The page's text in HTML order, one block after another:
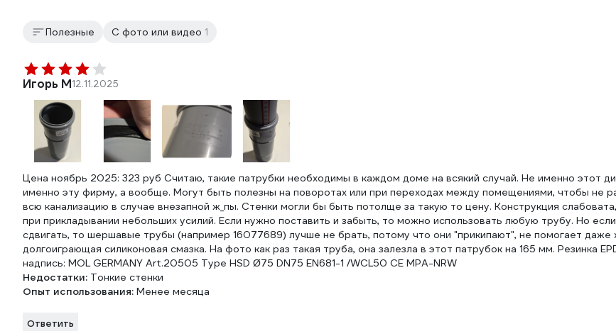
Полезные С фото или видео 1
Игорь М12.11.2025
Цена ноябрь 2025: 323 руб Считаю, такие патрубки необходимы в каждом доме на всякий случай. Не именно этот
именно эту фирму, а вообще. Могут быть полезны на поворотах или при переходах между помещениями, чтобы не
всю канализацию в случае внезапной ж_пы. Стенки могли бы быть потолще за такую то цену. Конструкция
при прикладывании небольших усилий. Если нужно поставить и забыть, то можно использовать любую трубу. Но
сдвигать, то шершавые трубы (например 16077689) лучше не брать, потому что они "прикипают", не помогает даже
долгоиграющая силиконовая смазка. На фото как раз такая труба, она залезла в этот патрубок на 165 мм. Резинка
надпись: MOL GERMANY Art.20505 Type HSD Ø75 DN75 EN681-1 /WCL50 CE MPA-NRW
Недостатки: Тонкие стенки
Опыт использования: Менее месяца
Ответить